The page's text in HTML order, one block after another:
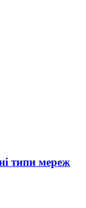
типи мереж